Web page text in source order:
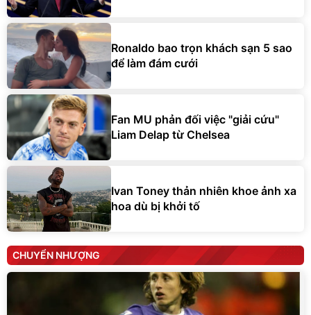
Ronaldo bao trọn khách sạn 5 sao
để làm đám cưới
Fan MU phản đối việc "giải cứu"
Liam Delap từ Chelsea
Ivan Toney thản nhiên khoe ảnh xa
hoa dù bị khởi tố
CHUYỂN NHƯỢNG